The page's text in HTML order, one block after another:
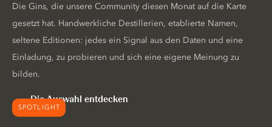
SPOTLIGHT
Die Gins, die unsere Community diesen Monat auf die Karte
gesetzt hat. Handwerkliche Destillerien, etablierte Namen,
seltene Editionen: jedes ein Signal aus den Daten und eine
Einladung, zu probieren und sich eine eigene Meinung zu
bilden.
Die Auswahl entdecken